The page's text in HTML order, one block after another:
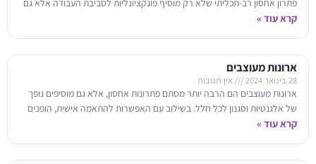
פתרון אחסון רב-תכליתי שלא רק מוסיף פונקציונליות לסביבת העבודה אלא גם
תורם למשיכה האסתטית
קרא עוד »
ארונות מעוצבים
28 בינואר 2024 אין תגובות
ארונות מעוצבים הם הרבה יותר מסתם פתרונות אחסון, אלא גם מוסיפים נופך
של אלגנטיות וסגנון לכל חלל. בשילוב עם האפשרות להתאמה אישית, הופכים
הארונות המעוצבים
קרא עוד »